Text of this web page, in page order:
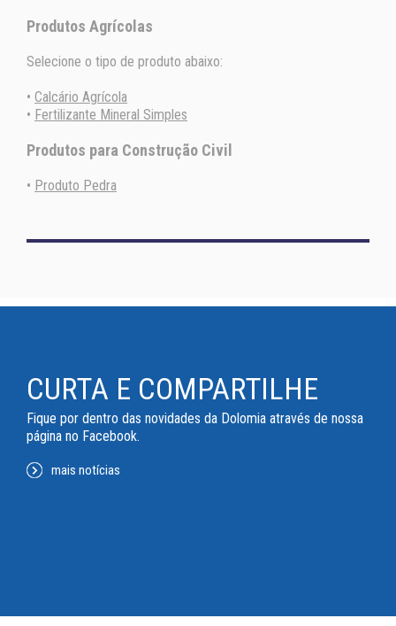
Produtos Agrícolas
Selecione o tipo de produto abaixo:
• Calcário Agrícola
• Fertilizante Mineral Simples
Produtos para Construção Civil
• Produto Pedra
CURTA E COMPARTILHE
Fique por dentro das novidades da Dolomia através de nossa
página no Facebook.
mais notícias